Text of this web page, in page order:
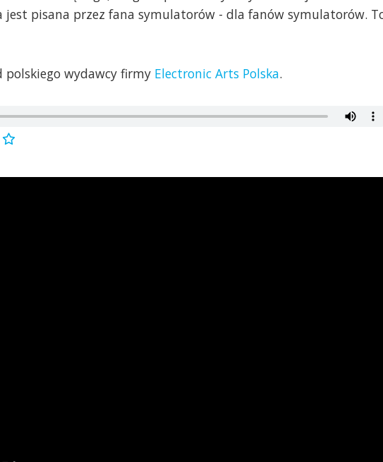
jest pisana przez fana symulatorów - dla fanów symulatorów.
polskiego wydawcy firmy Electronic Arts Polska.